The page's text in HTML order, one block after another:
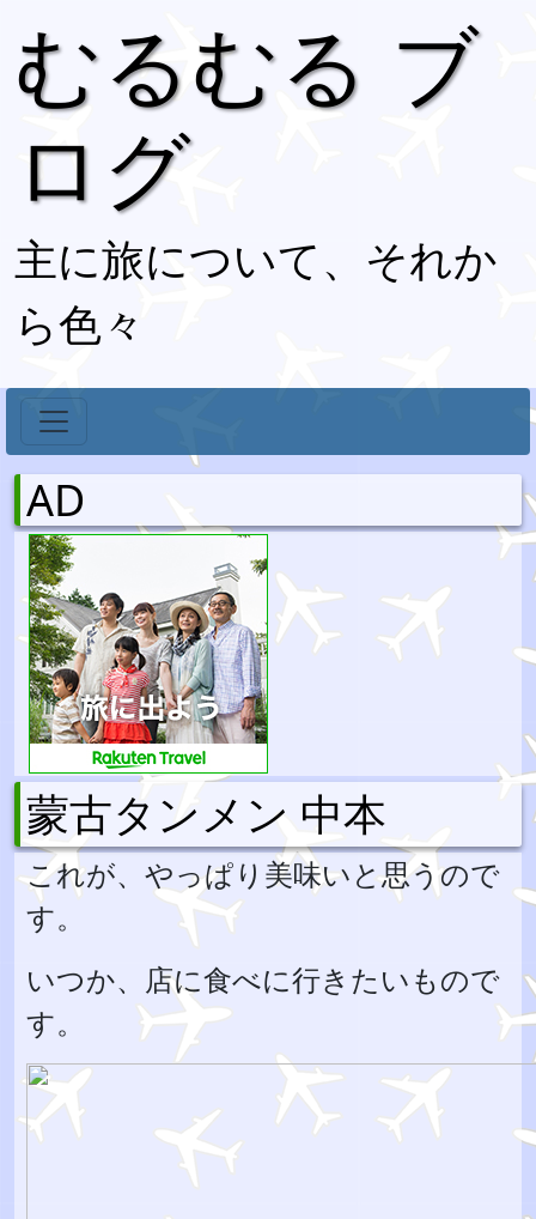
むるむる ブ
ログ
主に旅について、それか
ら色々
AD
蒙古タンメン 中本
これが、やっぱり美味いと思うので
す。
いつか、店に食べに行きたいもので
す。